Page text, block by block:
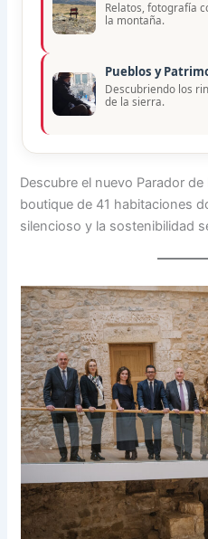
Relatos, fotografía
la montaña.
Pueblos y
Descubriendo los
de la sierra.
Descubre el nuevo Parador
boutique de 41 habitaciones
silencioso y la sostenibilidad